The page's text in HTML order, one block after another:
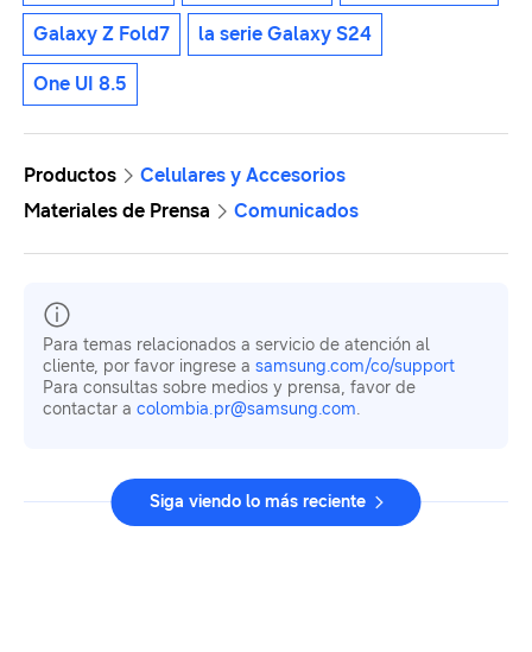
Galaxy Z Fold7 la serie Galaxy S24
One UI 8.5
Productos
Celulares y Accesorios
Materiales de Prensa
Comunicados
Para temas relacionados a servicio de atención al
cliente, por favor ingrese a samsung.com/co/support
Para consultas sobre medios y prensa, favor de
contactar a colombia.pr@samsung.com.
Siga viendo lo más reciente